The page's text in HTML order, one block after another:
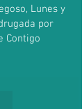
Lunes y
por
Contigo